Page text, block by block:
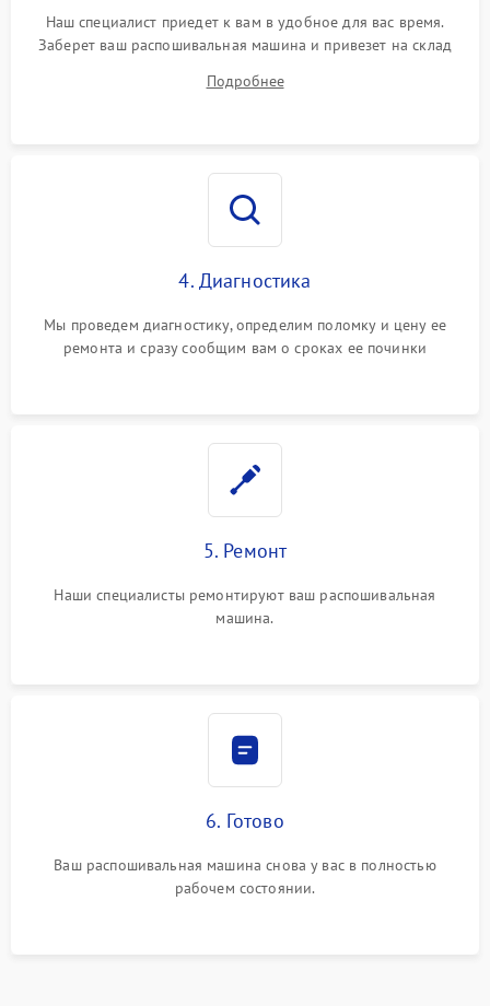
Наш специалист приедет к вам в удобное для вас время.
Заберет ваш распошивальная машина и привезет на склад
Подробнее
4. Диагностика
Мы проведем диагностику, определим поломку и цену ее
ремонта и сразу сообщим вам о сроках ее починки
5. Ремонт
Наши специалисты ремонтируют ваш распошивальная
машина.
6. Готово
Ваш распошивальная машина снова у вас в полностью
рабочем состоянии.